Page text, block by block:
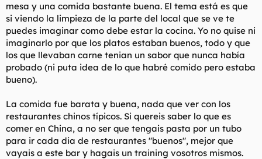
mesa y una comida bastante buena. El tema está es que
si viendo la limpieza de la parte del local que se ve te
puedes imaginar como debe estar la cocina. Yo no quise ni
imaginarlo por que los platos estaban buenos, todo y que
los que llevaban carne tenian un sabor que nunca había
probado (ni puta idea de lo que habré comido pero estaba
bueno).
La comida fue barata y buena, nada que ver con los
restaurantes chinos típicos. Si quereis saber lo que es
comer en China, a no ser que tengais pasta por un tubo
para ir cada dia de restaurantes "buenos", mejor que
vayais a este bar y hagais un training vosotros mismos.